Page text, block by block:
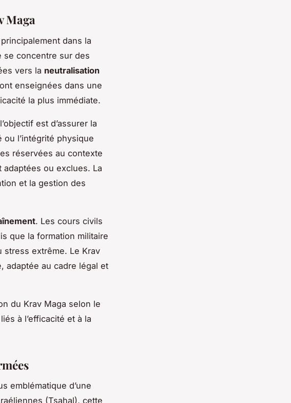
Maga
dans la
se concentre sur des
vers la neutralisation
enseignées dans une
la plus immédiate.
est d’assurer la
l’intégrité physique
réservées au contexte
ou exclues. La
et la gestion des
. Les cours civils
que la formation militaire
stress extrême. Le Krav
adaptée au cadre légal et
du Krav Maga selon le
à l’efficacité et à la
emblématique d’une
(Tsahal), cette